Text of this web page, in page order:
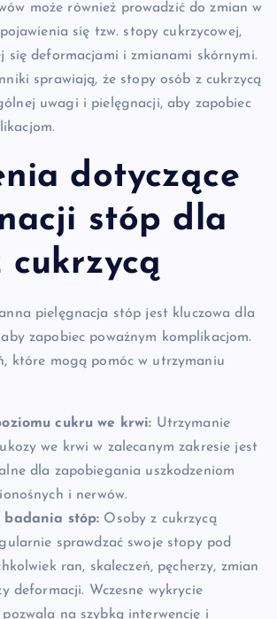
może również prowadzić do zmian w
się tzw. stopy cukrzycowej,
się deformacjami i zmianami skórnymi.
sprawiają, że stopy osób z cukrzycą
uwagi i pielęgnacji, aby zapobiec
dotyczące
stóp dla
cukrzycą
pielęgnacja stóp jest kluczowa dla
zapobiec poważnym komplikacjom.
które mogą pomóc w utrzymaniu
cukru we krwi: Utrzymanie
we krwi w zalecanym zakresie jest
dla zapobiegania uszkodzeniom
i nerwów.
badania stóp: Osoby z cukrzycą
sprawdzać swoje stopy pod
ran, skaleczeń, pęcherzy, zmian
deformacji. Wczesne wykrycie
na szybką interwencję i